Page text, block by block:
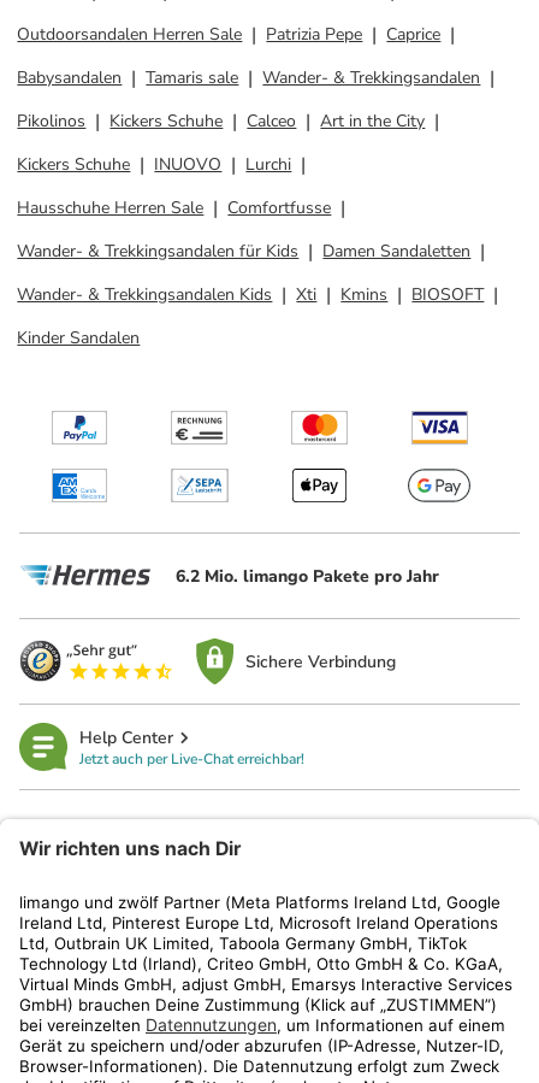
Outdoorsandalen Herren Sale
Patrizia Pepe
Caprice
Babysandalen
Tamaris sale
Wander- & Trekkingsandalen
Pikolinos
Kickers Schuhe Calceo
Art in the City
Kickers Schuhe
INUOVO
Lurchi
Hausschuhe Herren Sale
Comfortfusse
Wander- & Trekkingsandalen für Kids
Damen Sandaletten
Wander- & Trekkingsandalen Kids
Xti Kmins
BIOSOFT
Kinder Sandalen
6.2 Mio. limango Pakete pro Jahr
Sichere Verbindung
Help Center
Jetzt auch per Live-Chat erreichbar!
Kundenservice
Shop
Aktionen